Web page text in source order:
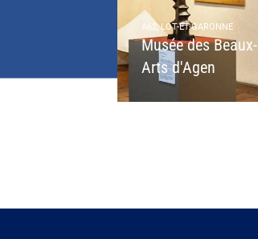
A62, LOT-ET-GARONNE
Musée des Beaux-
Arts d'Agen